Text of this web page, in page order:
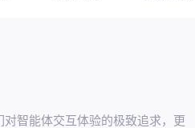
智能体交互体验的极致追求，更